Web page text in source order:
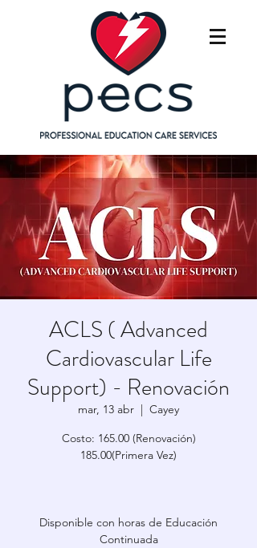
ACLS ( Advanced
Cardiovascular Life
Support) - Renovación
mar, 13 abr
  |
Cayey
Costo: 165.00 (Renovación)
185.00(Primera Vez)
Disponible con horas de Educación
Continuada